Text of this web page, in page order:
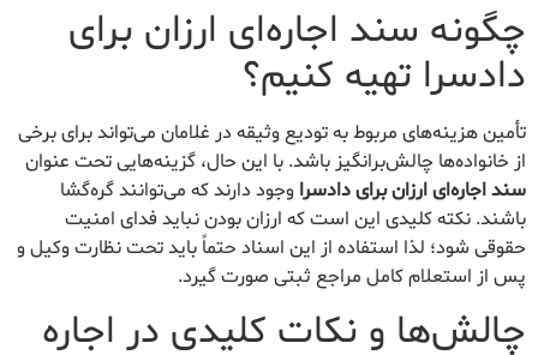
چگونه سند اجاره‌ای ارزان برای
دادسرا تهیه کنیم؟
تأمین هزینه‌های مربوط به تودیع وثیقه در غلامان می‌تواند برای برخی
از خانواده‌ها چالش‌برانگیز باشد. با این حال، گزینه‌هایی تحت عنوان
سند اجاره‌ای ارزان برای دادسرا وجود دارند که می‌توانند گره‌گشا
باشند. نکته کلیدی این است که ارزان بودن نباید فدای امنیت
حقوقی شود؛ لذا استفاده از این اسناد حتماً باید تحت نظارت وکیل و
پس از استعلام کامل مراجع ثبتی صورت گیرد.
چالش‌ها و نکات کلیدی در اجاره